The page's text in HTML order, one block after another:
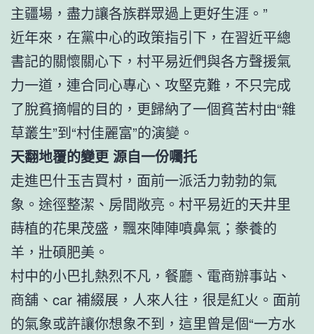
主疆場，盡力讓各族群眾過上更好生涯。”
近年來，在黨中心的政策指引下，在習近平總
書記的關懷關心下，村平易近們與各方聲援氣
力一道，連合同心專心、攻堅克難，不只完成
了脫貧摘帽的目的，更歸納了一個貧苦村由“雜
草叢生”到“村佳麗富”的演變。
天翻地覆的變更 源自一份囑托
走進巴什玉吉買村，面前一派活力勃勃的氣
象。途徑整潔、房間敞亮。村平易近的天井里
蒔植的花果茂盛，飄來陣陣噴鼻氣；豢養的
羊，壯碩肥美。
村中的小巴扎熱烈不凡，餐廳、電商辦事站、
商舖、car 補綴展，人來人往，很是紅火。面前
的氣象或許讓你想象不到，這里曾是個“一方水